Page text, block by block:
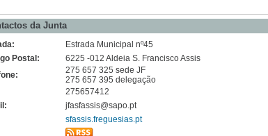
da Junta
Estrada Municipal nº45
Postal:
6225 -012 Aldeia S. Francisco Assis
275 657 325 sede JF
275 657 395 delegação
275657412
jfasfassis@sapo.pt
sfassis.freguesias.pt